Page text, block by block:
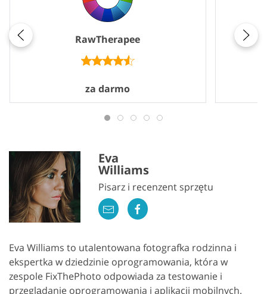
RawTherapee
za darmo
Eva
Williams
Pisarz i recenzent sprzętu
Eva Williams to utalentowana fotografka rodzinna i
ekspertka w dziedzinie oprogramowania, która w
zespole FixThePhoto odpowiada za testowanie i
przeglądanie oprogramowania i aplikacji mobilnych.